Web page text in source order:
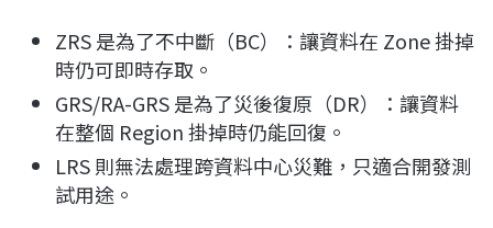
ZRS 是為了不中斷（BC）：讓資料在 Zone 掛掉
時仍可即時存取。
GRS/RA-GRS 是為了災後復原（DR）：讓資料
在整個 Region 掛掉時仍能回復。
LRS 則無法處理跨資料中心災難，只適合開發測
試用途。